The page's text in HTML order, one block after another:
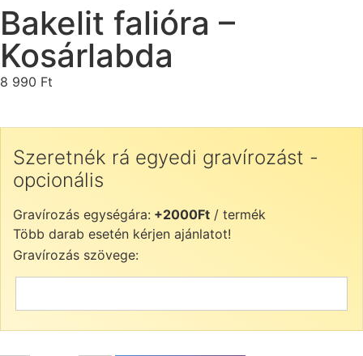
Bakelit falióra –
Kosárlabda
8 990 Ft
Szeretnék rá egyedi gravírozást -
opcionális
Gravírozás egységára: +2000Ft / termék
Több darab esetén kérjen ajánlatot!
Gravírozás szövege: